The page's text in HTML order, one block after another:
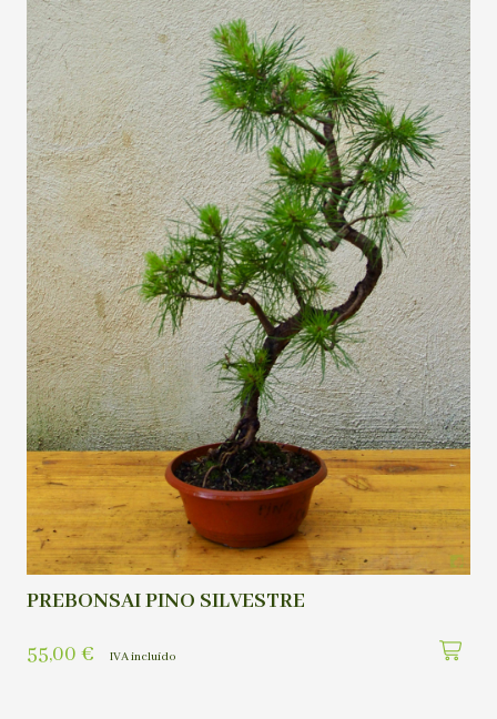
PREBONSAI PINO SILVESTRE
55,00 € IVA incluído